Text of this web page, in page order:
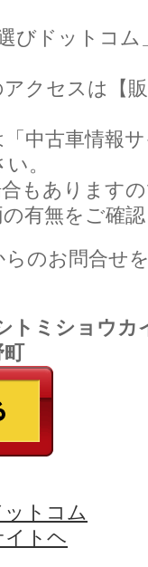
びドットコ
クセスは【
中古車情報
。
もあります
有無をご確
のお問合せ
トミショウ
トコム
イトヘ